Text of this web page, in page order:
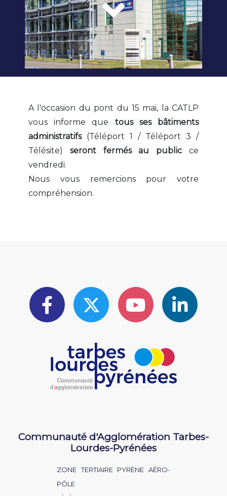
A l'occasion du pont du 15 mai, la CATLP
vous informe que tous ses bâtiments
administratifs(Téléport 1 / Téléport 3 /
Télésite) seront fermés au public ce
vendredi.
Nous vous remercions pour votre
compréhension.
Communauté d'Agglomération Tarbes-
Lourdes-Pyrénées
ZONE TERTIAIRE PYRÈNE AÉRO-
PÔLE